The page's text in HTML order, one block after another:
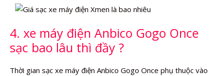
4. xe máy điện Anbico Gogo Once
sạc bao lâu thì đầy ?
Thời gian sạc xe máy điện Anbico Gogo Once phụ thuộc vào